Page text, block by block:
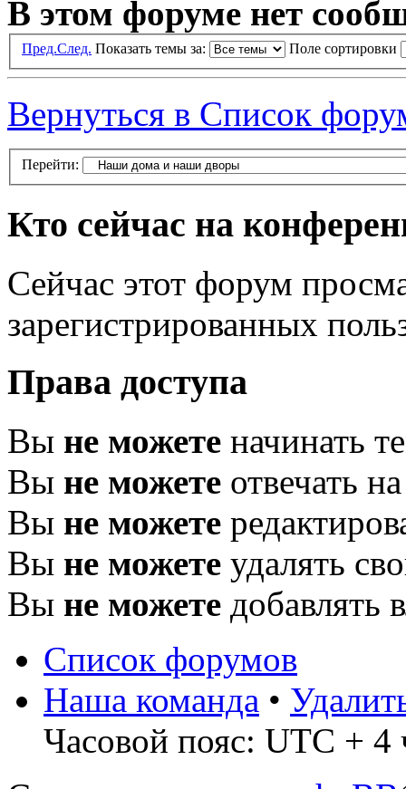
В этом форуме нет
Пред.След. Показать темы за: Поле сортировки
Вернуться в Список
Перейти:
Кто сейчас на
Сейчас этот форум
зарегистрированных
Права доступа
Вы не можете начинать
Вы не можете отвечать
Вы не можете
Вы не можете удалять
Вы не можете добавлять
Список форумов
Наша команда •
Часовой пояс: UTC + 4